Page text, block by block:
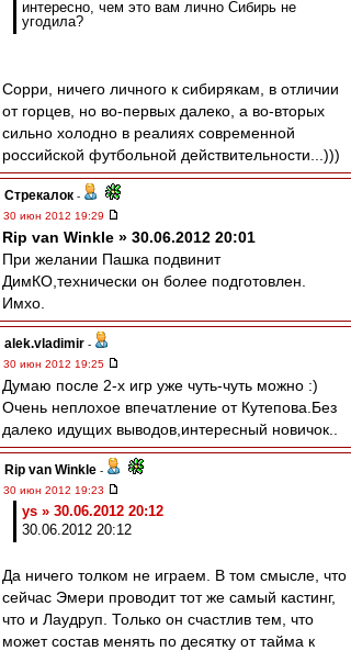
интересно, чем это вам лично Сибирь не
угодила?
Сорри, ничего личного к сибирякам, в отличии
от горцев, но во-первых далеко, а во-вторых
сильно холодно в реалиях современной
российской футбольной действительности...)))
Стрекалок -
30 июн 2012 19:29
Rip van Winkle » 30.06.2012 20:01
При желании Пашка подвинит
ДимКО,технически он более подготовлен.
Имхо.
alek.vladimir -
30 июн 2012 19:25
Думаю после 2-х игр уже чуть-чуть можно :)
Очень неплохое впечатление от Кутепова.Без
далеко идущих выводов,интересный новичок..
Rip van Winkle -
30 июн 2012 19:23
ys » 30.06.2012 20:12
30.06.2012 20:12
Да ничего толком не играем. В том смысле, что
сейчас Эмери проводит тот же самый кастинг,
что и Лаудруп. Только он счастлив тем, что
может состав менять по десятку от тайма к